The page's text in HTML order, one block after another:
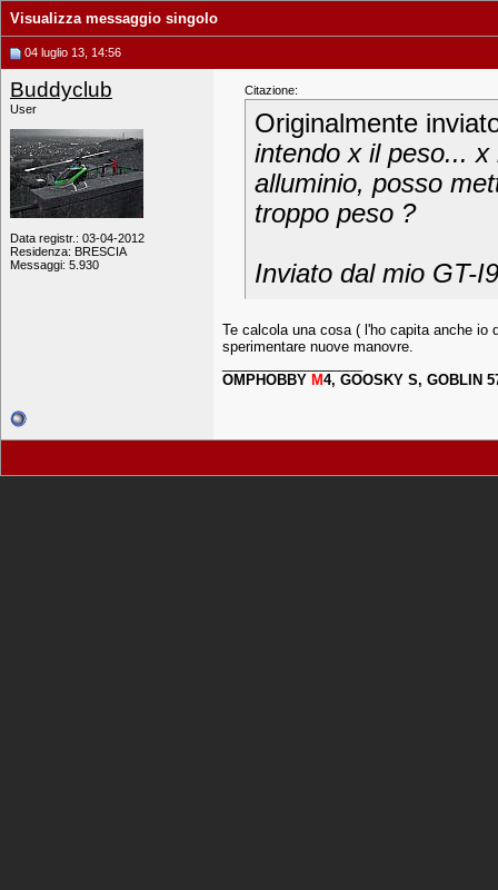
Visualizza messaggio singolo
04 luglio 13, 14:56
Buddyclub
User
Data registr.: 03-04-2012
Residenza: BRESCIA
Messaggi: 5.930
Citazione:
Originalmente
intendo x il peso...
alluminio, posso
troppo peso ?
Inviato dal mio GT-
Te calcola una cosa ( l'ho capita anche
sperimentare nuove manovre.
OMPHOBBY M4, GOOSKY S, GOBLIN